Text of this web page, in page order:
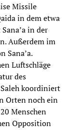
Missile
in dem etwa
in der
Außerdem im
Sana’a.
Luftschläge
des
koordiniert
Orten noch ein
Menschen
Opposition